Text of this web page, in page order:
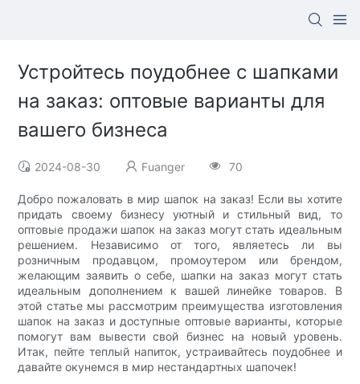
Устройтесь поудобнее с шапками
на заказ: оптовые варианты для
вашего бизнеса
2024-08-30 Fuanger 70
Добро пожаловать в мир шапок на заказ! Если вы хотите
придать своему бизнесу уютный и стильный вид, то
оптовые продажи шапок на заказ могут стать идеальным
решением. Независимо от того, являетесь ли вы
розничным продавцом, промоутером или брендом,
желающим заявить о себе, шапки на заказ могут стать
идеальным дополнением к вашей линейке товаров. В
этой статье мы рассмотрим преимущества изготовления
шапок на заказ и доступные оптовые варианты, которые
помогут вам вывести свой бизнес на новый уровень.
Итак, пейте теплый напиток, устраивайтесь поудобнее и
давайте окунемся в мир нестандартных шапочек!